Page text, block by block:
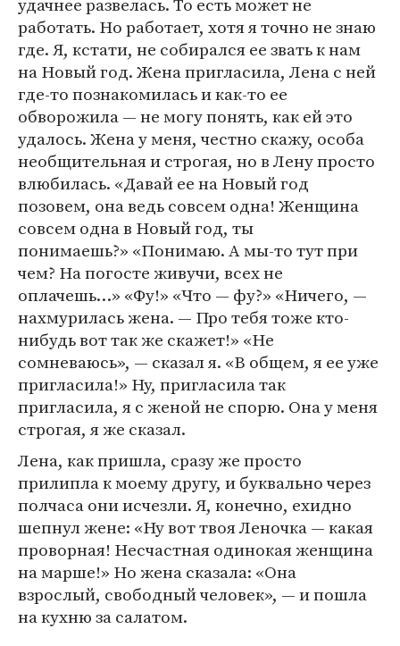
работать. Но работает, хотя я точно не знаю
где. Я, кстати, не собирался ее звать к нам
на Новый год. Жена пригласила, Лена с ней
где-то познакомилась и как-то ее
обворожила — не могу понять, как ей это
удалось. Жена у меня, честно скажу, особа
необщительная и строгая, но в Лену просто
влюбилась. «Давай ее на Новый год
позовем, она ведь совсем одна! Женщина
совсем одна в Новый год, ты
понимаешь?» «Понимаю. А мы-то тут при
чем? На погосте живучи, всех не
оплачешь…» «Фу!» «Что — фу?» «Ничего, —
нахмурилась жена. — Про тебя тоже кто-
нибудь вот так же скажет!» «Не
сомневаюсь», — сказал я. «В общем, я ее уже
пригласила!» Ну, пригласила так
пригласила, я с женой не спорю. Она у меня
строгая, я же сказал.
Лена, как пришла, сразу же просто
прилипла к моему другу, и буквально через
полчаса они исчезли. Я, конечно, ехидно
шепнул жене: «Ну вот твоя Леночка — какая
проворная! Несчастная одинокая женщина
на марше!» Но жена сказала: «Она
взрослый, свободный человек», — и пошла
на кухню за салатом.